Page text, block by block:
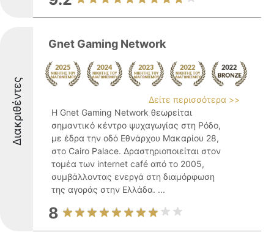
Διακριθέντες
Gnet Gaming Network
Δείτε περισσότερα >>
Η Gnet Gaming Network θεωρείται
σημαντικό κέντρο ψυχαγωγίας στη Ρόδο,
με έδρα την οδό Εθνάρχου Μακαρίου 28,
στο Cairo Palace. Δραστηριοποιείται στον
τομέα των internet café από το 2005,
συμβάλλοντας ενεργά στη διαμόρφωση
της αγοράς στην Ελλάδα. ...
8